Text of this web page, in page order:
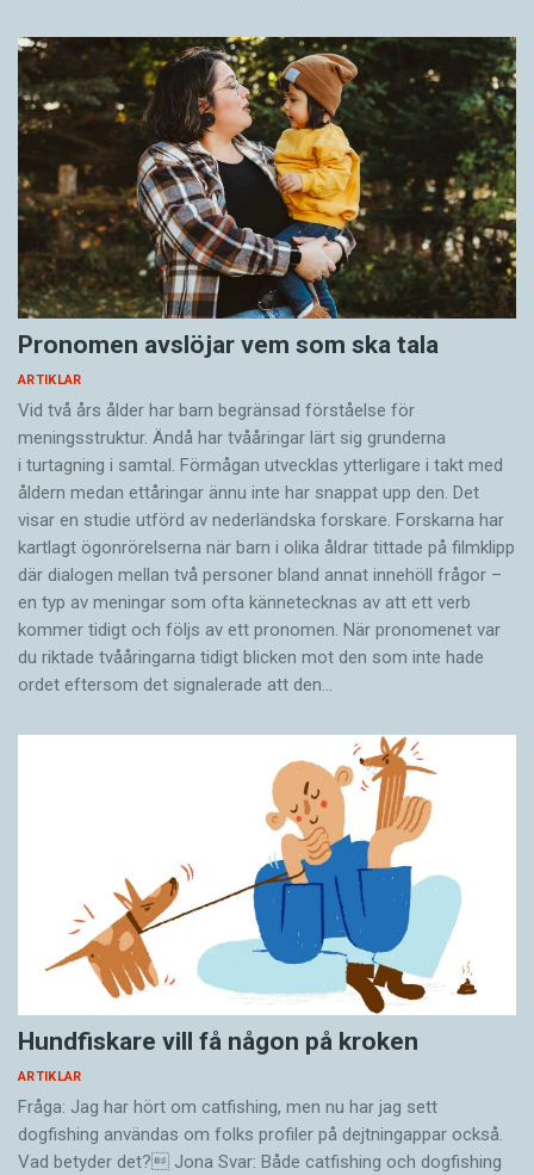
Pronomen avslöjar vem som ska tala
ARTIKLAR
Vid två års ålder har barn begränsad förståelse för
meningsstruktur. Ändå har tvååringar lärt sig grunderna
i turtagning i samtal. Förmågan utvecklas ytterligare i takt med
åldern medan ettåringar ännu inte har snappat upp den. Det
visar en studie utförd av nederländska forskare. Forskarna har
kartlagt ögonrörelserna när barn i olika åldrar tittade på filmklipp
där dialogen mellan två personer bland annat innehöll frågor –
en typ av meningar som ofta kännetecknas av att ett verb
kommer tidigt och följs av ett pronomen. När pronomenet var
du riktade tvååringarna tidigt blicken mot den som inte hade
ordet eftersom det ­signalerade att den…
Hundfiskare vill få någon på kroken
ARTIKLAR
Fråga: Jag har hört om catfishing, men nu har jag sett
dogfishing användas om folks profiler på dejtningappar också.
Vad betyder det? Jona Svar: Både catfishing och dogfishing